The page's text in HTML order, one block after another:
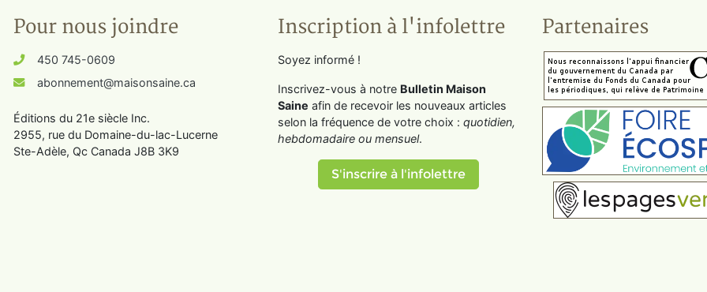
Pour nous joindre
450 745-0609
abonnement@maisonsaine.ca
Éditions du 21e siècle Inc.
2955, rue du Domaine-du-lac-Lucerne
Ste-Adèle, Qc Canada J8B 3K9
Inscription à l'infolettre
Soyez informé !
Inscrivez-vous à notre Bulletin Maison
Saine afin de recevoir les nouveaux articles
selon la fréquence de votre choix : quotidien,
hebdomadaire ou mensuel.
S'inscrire à l'infolettre
Partenaires